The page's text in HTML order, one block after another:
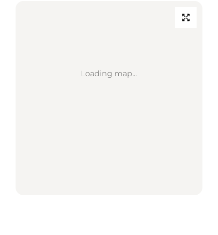
Loading map...